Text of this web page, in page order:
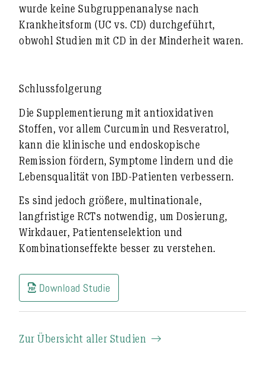
wurdekeine Subgruppenanalyse nach
Krankheitsform (UC vs. CD) durchgeführt,
obwohl Studien mit CD in der Minderheit waren.
Schlussfolgerung
Die Supplementierung mit antioxidativen
Stoffen, vor allemCurcumin und Resveratrol,
kann die klinische und endoskopische
Remission fördern, Symptome lindern und die
Lebensqualität von IBD-Patienten verbessern.
Es sind jedochgrößere, multinationale,
langfristige RCTs notwendig, um Dosierung,
Wirkdauer, Patientenselektion und
Kombinationseffekte besser zu verstehen.
Download Studie
Zur Übersicht aller Studien